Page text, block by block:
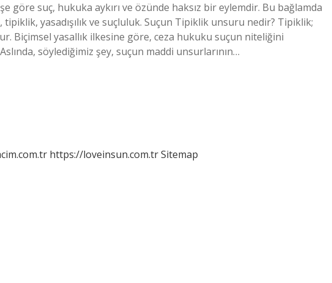
göre suç, hukuka aykırı ve özünde haksız bir eylemdir. Bu bağlamda
yasadışılık ve suçluluk. Suçun Tipiklik unsuru nedir? Tipiklik;
Biçimsel yasallık ilkesine göre, ceza hukuku suçun niteliğini
söylediğimiz şey, suçun maddi unsurlarının…
https://loveinsun.com.trSitemap